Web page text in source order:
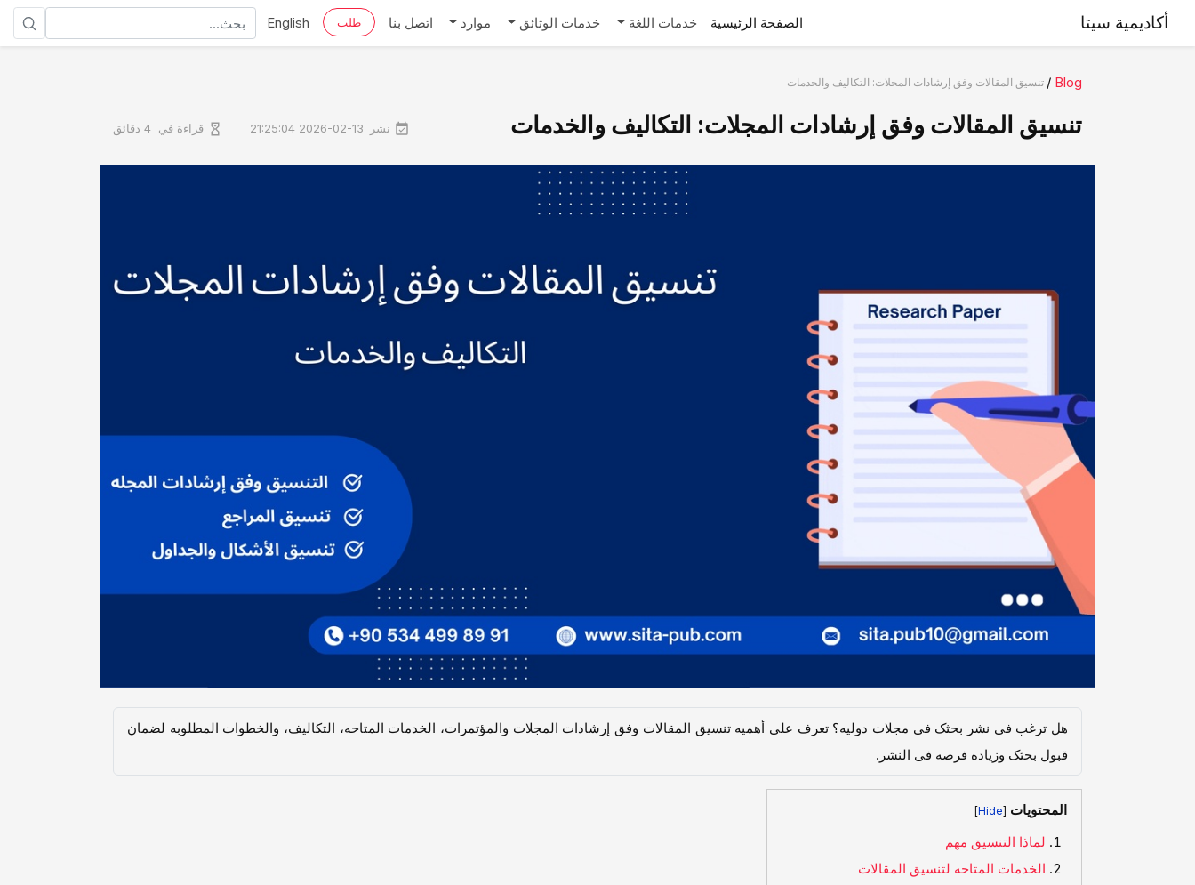
أكاديمية سيتا الصفحة الرئيسية خدمات اللغة خدمات الوثائق موارد اتصل بنا طلب English
Blog
/ تنسیق المقالات وفق إرشادات المجلات: التکالیف والخدمات
تنسیق المقالات وفق إرشادات المجلات: التکالیف والخدمات نشر 2026-02-13 21:25:04 قراءة في 4 دقائق
هل ترغب فی نشر بحثک فی مجلات دولیه؟ تعرف على أهمیه تنسیق المقالات وفق إرشادات المجلات والمؤتمرات، الخدمات المتاحه، التکالیف، والخطوات المطلوبه لضمان
قبول بحثک وزیاده فرصه فی النشر.
المحتويات [
]
لماذا التنسیق مهم
الخدمات المتاحه لتنسیق المقالات